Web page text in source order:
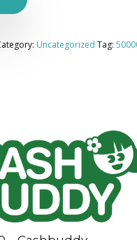
Uncategorized Tag: